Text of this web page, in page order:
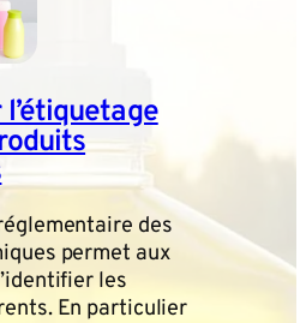
des
permet aux
les
En particulier